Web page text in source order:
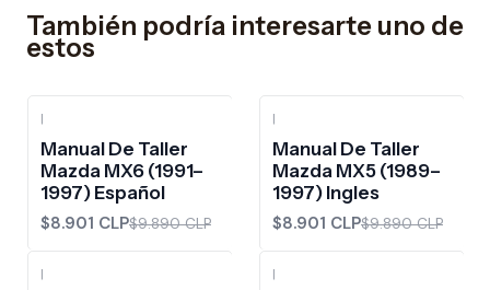
También podría interesarte uno de
estos
|
Manual De Taller
Mazda MX6 (1991–
1997) Español
$8.901 CLP$9.890 CLP
|
Manual De Taller
Mazda MX5 (1989–
1997) Ingles
$8.901 CLP$9.890 CLP
| |